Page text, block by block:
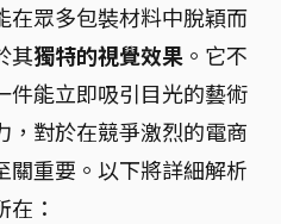
在眾多包裝材料中脫穎而
其獨特的視覺效果 。它不
件能立即吸引目光的藝術
，對於在競爭激烈的電商
關重要。以下將詳細解析
：